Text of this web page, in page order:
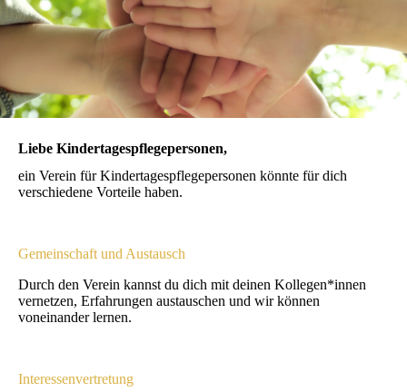
Liebe Kindertagespflegepersonen,
ein Verein für Kindertagespflegepersonen könnte für dich
verschiedene Vorteile haben.
Gemeinschaft und Austausch
Durch den Verein kannst du dich mit deinen Kollegen*innen
vernetzen, Erfahrungen austauschen und wir können
voneinander lernen.
Interessenvertretung